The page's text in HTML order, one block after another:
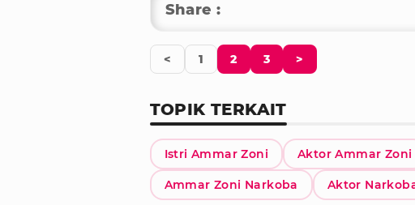
Share :
< 1 2 3 >
TOPIK TERKAIT
Istri Ammar Zoni Aktor Ammar Zoni
Ammar Zoni Narkoba Aktor